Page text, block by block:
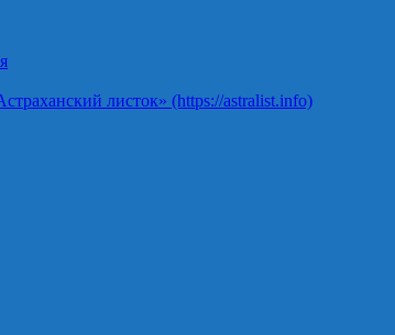
листок» (https://astralist.info)